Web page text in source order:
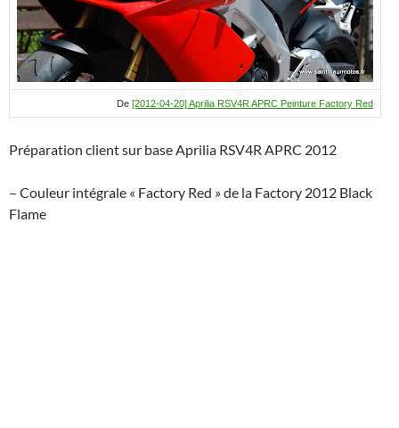
De [2012-04-20] Aprilia RSV4R APRC Peinture Factory Red
Préparation client sur base Aprilia RSV4R APRC 2012
– Couleur intégrale « Factory Red » de la Factory 2012 Black
Flame